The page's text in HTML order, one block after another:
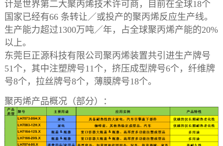
计是世界第二大聚丙烯技术许可商，目前在全球18个
国家已经有66 条转让／或投产的聚丙烯反应生产线。
生产能力超过1300万吨／年，占全球聚丙烯产能的20%
以上。
东莞巨正源科技有限公司聚丙烯装置共引进生产牌号
51个，其中注塑牌号11个，挤压成型牌号6个，纤维牌
号8个，拉丝牌号8个，薄膜牌号18个。
聚丙烯产品概况（部分）：